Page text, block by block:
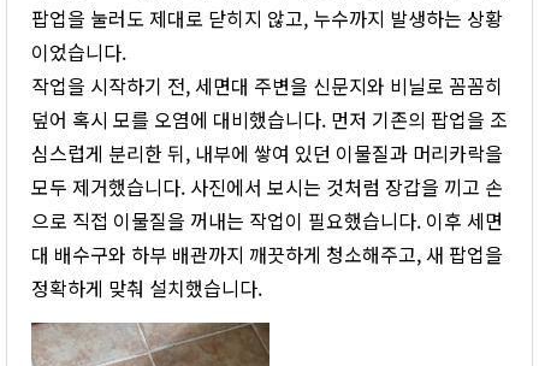
팝업을 눌러도 제대로 닫히지 않고, 누수까지 발생하는 상황
이었습니다.
작업을 시작하기 전, 세면대 주변을 신문지와 비닐로 꼼꼼히
덮어 혹시 모를 오염에 대비했습니다. 먼저 기존의 팝업을 조
심스럽게 분리한 뒤, 내부에 쌓여 있던 이물질과 머리카락을
모두 제거했습니다. 사진에서 보시는 것처럼 장갑을 끼고 손
으로 직접 이물질을 꺼내는 작업이 필요했습니다. 이후 세면
대 배수구와 하부 배관까지 깨끗하게 청소해주고, 새 팝업을
정확하게 맞춰 설치했습니다.